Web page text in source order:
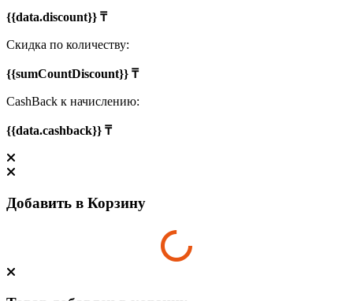
{{data.discount}} ₸
Скидка по количеству:
{{sumCountDiscount}} ₸
CashBack к начислению:
{{data.cashback}} ₸
Добавить в Корзину